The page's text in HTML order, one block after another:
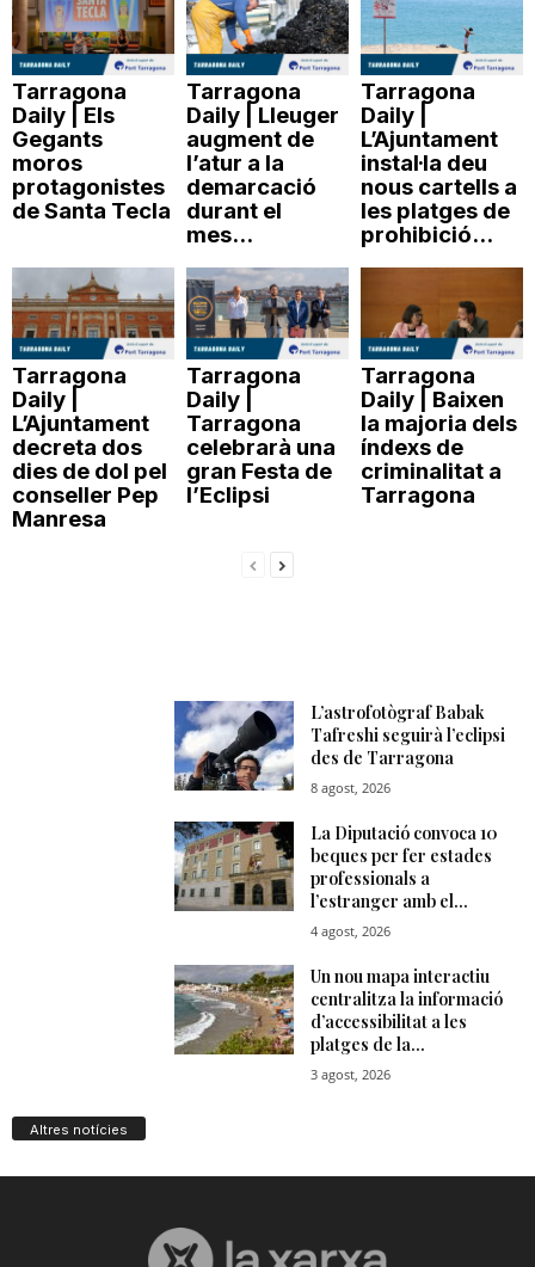
Tarragona
Daily | Els
Gegants
moros
protagonistes
de Santa Tecla
Tarragona
Daily | Lleuger
augment de
l’atur a la
demarcació
durant el
mes...
Tarragona
Daily |
L’Ajuntament
instal·la deu
nous cartells a
les platges de
prohibició...
Tarragona
Daily |
L’Ajuntament
decreta dos
dies de dol pel
conseller Pep
Manresa
Tarragona
Daily |
Tarragona
celebrarà una
gran Festa de
l’Eclipsi
Tarragona
Daily | Baixen
la majoria dels
índexs de
criminalitat a
Tarragona
Altres notícies